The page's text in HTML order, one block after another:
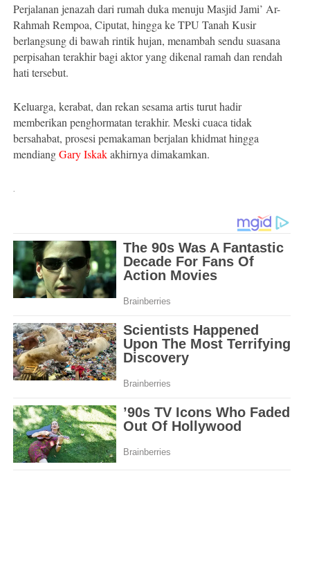
Perjalanan jenazah dari rumah duka menuju Masjid Jami’ Ar-
Rahmah Rempoa, Ciputat, hingga ke TPU Tanah Kusir
berlangsung di bawah rintik hujan, menambah sendu suasana
perpisahan terakhir bagi aktor yang dikenal ramah dan rendah
hati tersebut.
Keluarga, kerabat, dan rekan sesama artis turut hadir
memberikan penghormatan terakhir. Meski cuaca tidak
bersahabat, prosesi pemakaman berjalan khidmat hingga
mendiangGary Iskakakhirnya dimakamkan.